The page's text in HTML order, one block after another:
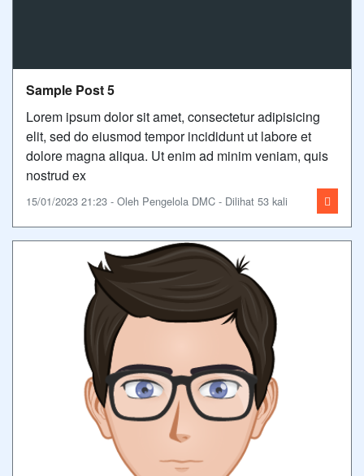
Sample Post 5
Lorem ipsum dolor sit amet, consectetur adipisicing
elit, sed do eiusmod tempor incididunt ut labore et
dolore magna aliqua. Ut enim ad minim veniam, quis
nostrud ex
15/01/2023 21:23 - Oleh Pengelola DMC - Dilihat 53 kali